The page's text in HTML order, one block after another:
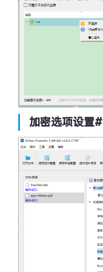
加密选项设置#